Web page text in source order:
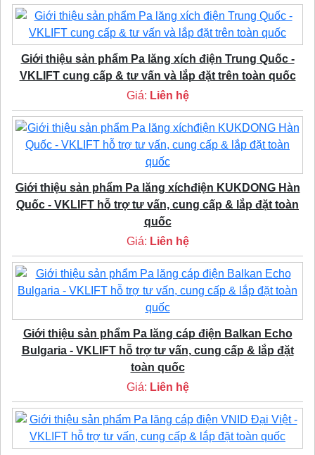
Giới thiệu sản phẩm Pa lăng xích điện Trung Quốc -
VKLIFT cung cấp & tư vấn và lắp đặt trên toàn quốc
Giá: Liên hệ
Giới thiệu sản phẩm Pa lăng xíchđiện KUKDONG Hàn
Quốc - VKLIFT hỗ trợ tư vấn, cung cấp & lắp đặt toàn
quốc
Giá: Liên hệ
Giới thiệu sản phẩm Pa lăng cáp điện Balkan Echo
Bulgaria - VKLIFT hỗ trợ tư vấn, cung cấp & lắp đặt
toàn quốc
Giá: Liên hệ